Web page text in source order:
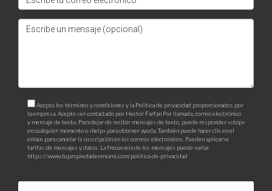
Acepto los términos y condiciones y la Política de privacidad proporcionados por
la empresa. Acepto ser contactado por Hector Farfan Por llamada, correo electrónico
y mensaje de texto. Para dejar de recibir mensajes de texto, puede responder «stop»
en cualquier momento o «help» para obtener ayuda. También puede hacer clic en el
enlace para cancelar la suscripción en los correos electrónicos. Pueden aplicarse
tarifas de mensajes y datos. La frecuencia de los mensajes puede variar.
https://www.tupropiedadenmiami.com/politica-de-privacidad